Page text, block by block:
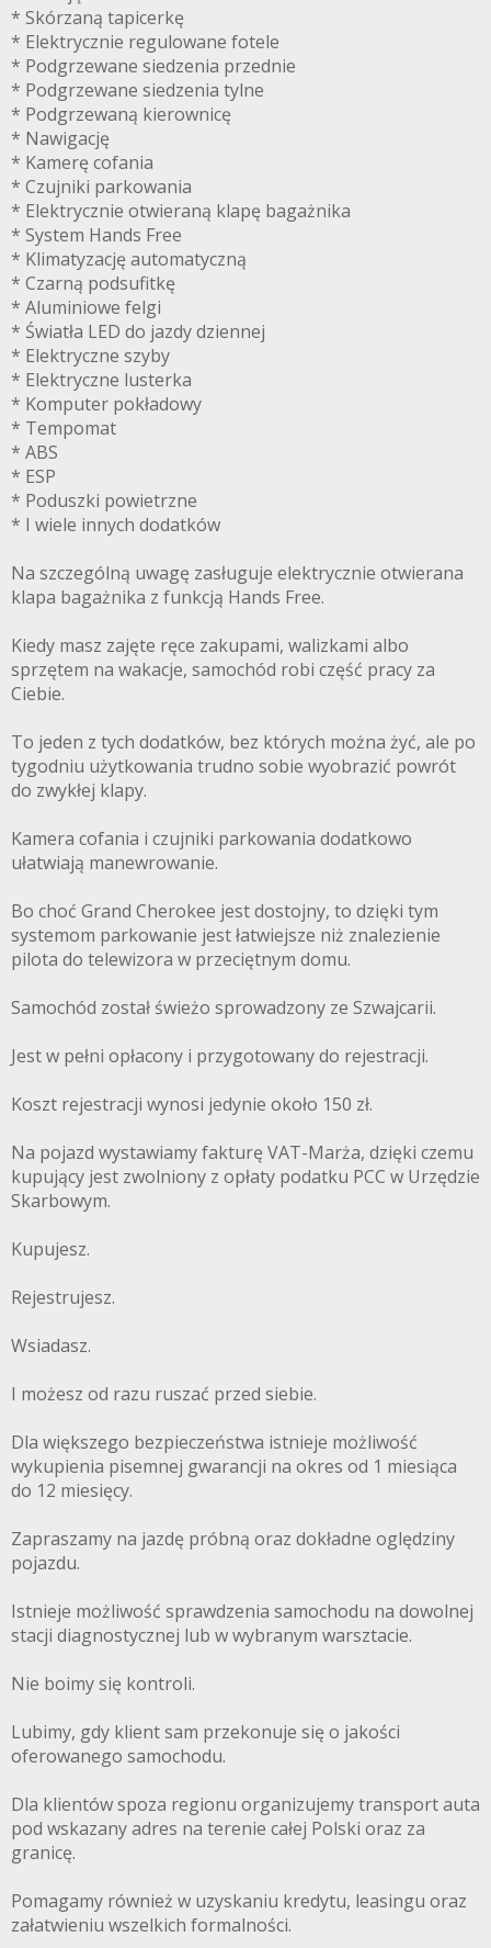
* Skórzaną tapicerkę
* Elektrycznie regulowane fotele
* Podgrzewane siedzenia przednie
* Podgrzewane siedzenia tylne
* Podgrzewaną kierownicę
* Nawigację
* Kamerę cofania
* Czujniki parkowania
* Elektrycznie otwieraną klapę bagażnika
* System Hands Free
* Klimatyzację automatyczną
* Czarną podsufitkę
* Aluminiowe felgi
* Światła LED do jazdy dziennej
* Elektryczne szyby
* Elektryczne lusterka
* Komputer pokładowy
* Tempomat
* ABS
* ESP
* Poduszki powietrzne
* I wiele innych dodatków
Na szczególną uwagę zasługuje elektrycznie otwierana
klapa bagażnika z funkcją Hands Free.
Kiedy masz zajęte ręce zakupami, walizkami albo
sprzętem na wakacje, samochód robi część pracy za
Ciebie.
To jeden z tych dodatków, bez których można żyć, ale po
tygodniu użytkowania trudno sobie wyobrazić powrót
do zwykłej klapy.
Kamera cofania i czujniki parkowania dodatkowo
ułatwiają manewrowanie.
Bo choć Grand Cherokee jest dostojny, to dzięki tym
systemom parkowanie jest łatwiejsze niż znalezienie
pilota do telewizora w przeciętnym domu.
Samochód został świeżo sprowadzony ze Szwajcarii.
Jest w pełni opłacony i przygotowany do rejestracji.
Koszt rejestracji wynosi jedynie około 150 zł.
Na pojazd wystawiamy fakturę VAT-Marża, dzięki czemu
kupujący jest zwolniony z opłaty podatku PCC w Urzędzie
Skarbowym.
Kupujesz.
Rejestrujesz.
Wsiadasz.
I możesz od razu ruszać przed siebie.
Dla większego bezpieczeństwa istnieje możliwość
wykupienia pisemnej gwarancji na okres od 1 miesiąca
do 12 miesięcy.
Zapraszamy na jazdę próbną oraz dokładne oględziny
pojazdu.
Istnieje możliwość sprawdzenia samochodu na dowolnej
stacji diagnostycznej lub w wybranym warsztacie.
Nie boimy się kontroli.
Lubimy, gdy klient sam przekonuje się o jakości
oferowanego samochodu.
Dla klientów spoza regionu organizujemy transport auta
pod wskazany adres na terenie całej Polski oraz za
granicę.
Pomagamy również w uzyskaniu kredytu, leasingu oraz
załatwieniu wszelkich formalności.